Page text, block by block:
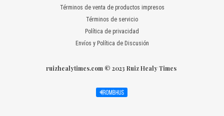
Términos de venta de productos impresos
Términos de servicio
Política de privacidad
Envíos y Política de Discusión
ruizhealytimes.com © 2023 Ruiz Healy Times